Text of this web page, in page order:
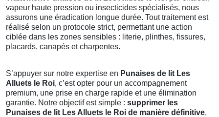
vapeur haute pression ou insecticides spécialisés, nous
assurons une éradication longue durée. Tout traitement est
réalisé selon un protocole strict, permettant une action
ciblée dans les zones sensibles : literie, plinthes, fissures,
placards, canapés et charpentes.
S’appuyer sur notre expertise en Punaises de lit Les
Alluets le Roi, c’est opter pour un accompagnement
premium, une prise en charge rapide et une élimination
garantie. Notre objectif est simple : supprimer les
Punaises de lit Les Alluets le Roi de manière définitive,